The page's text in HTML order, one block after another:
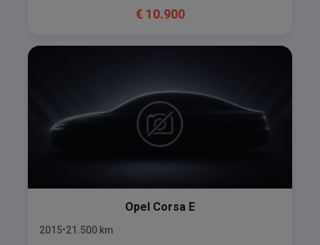
€ 10.900
Opel Corsa E
2015 21.500 km